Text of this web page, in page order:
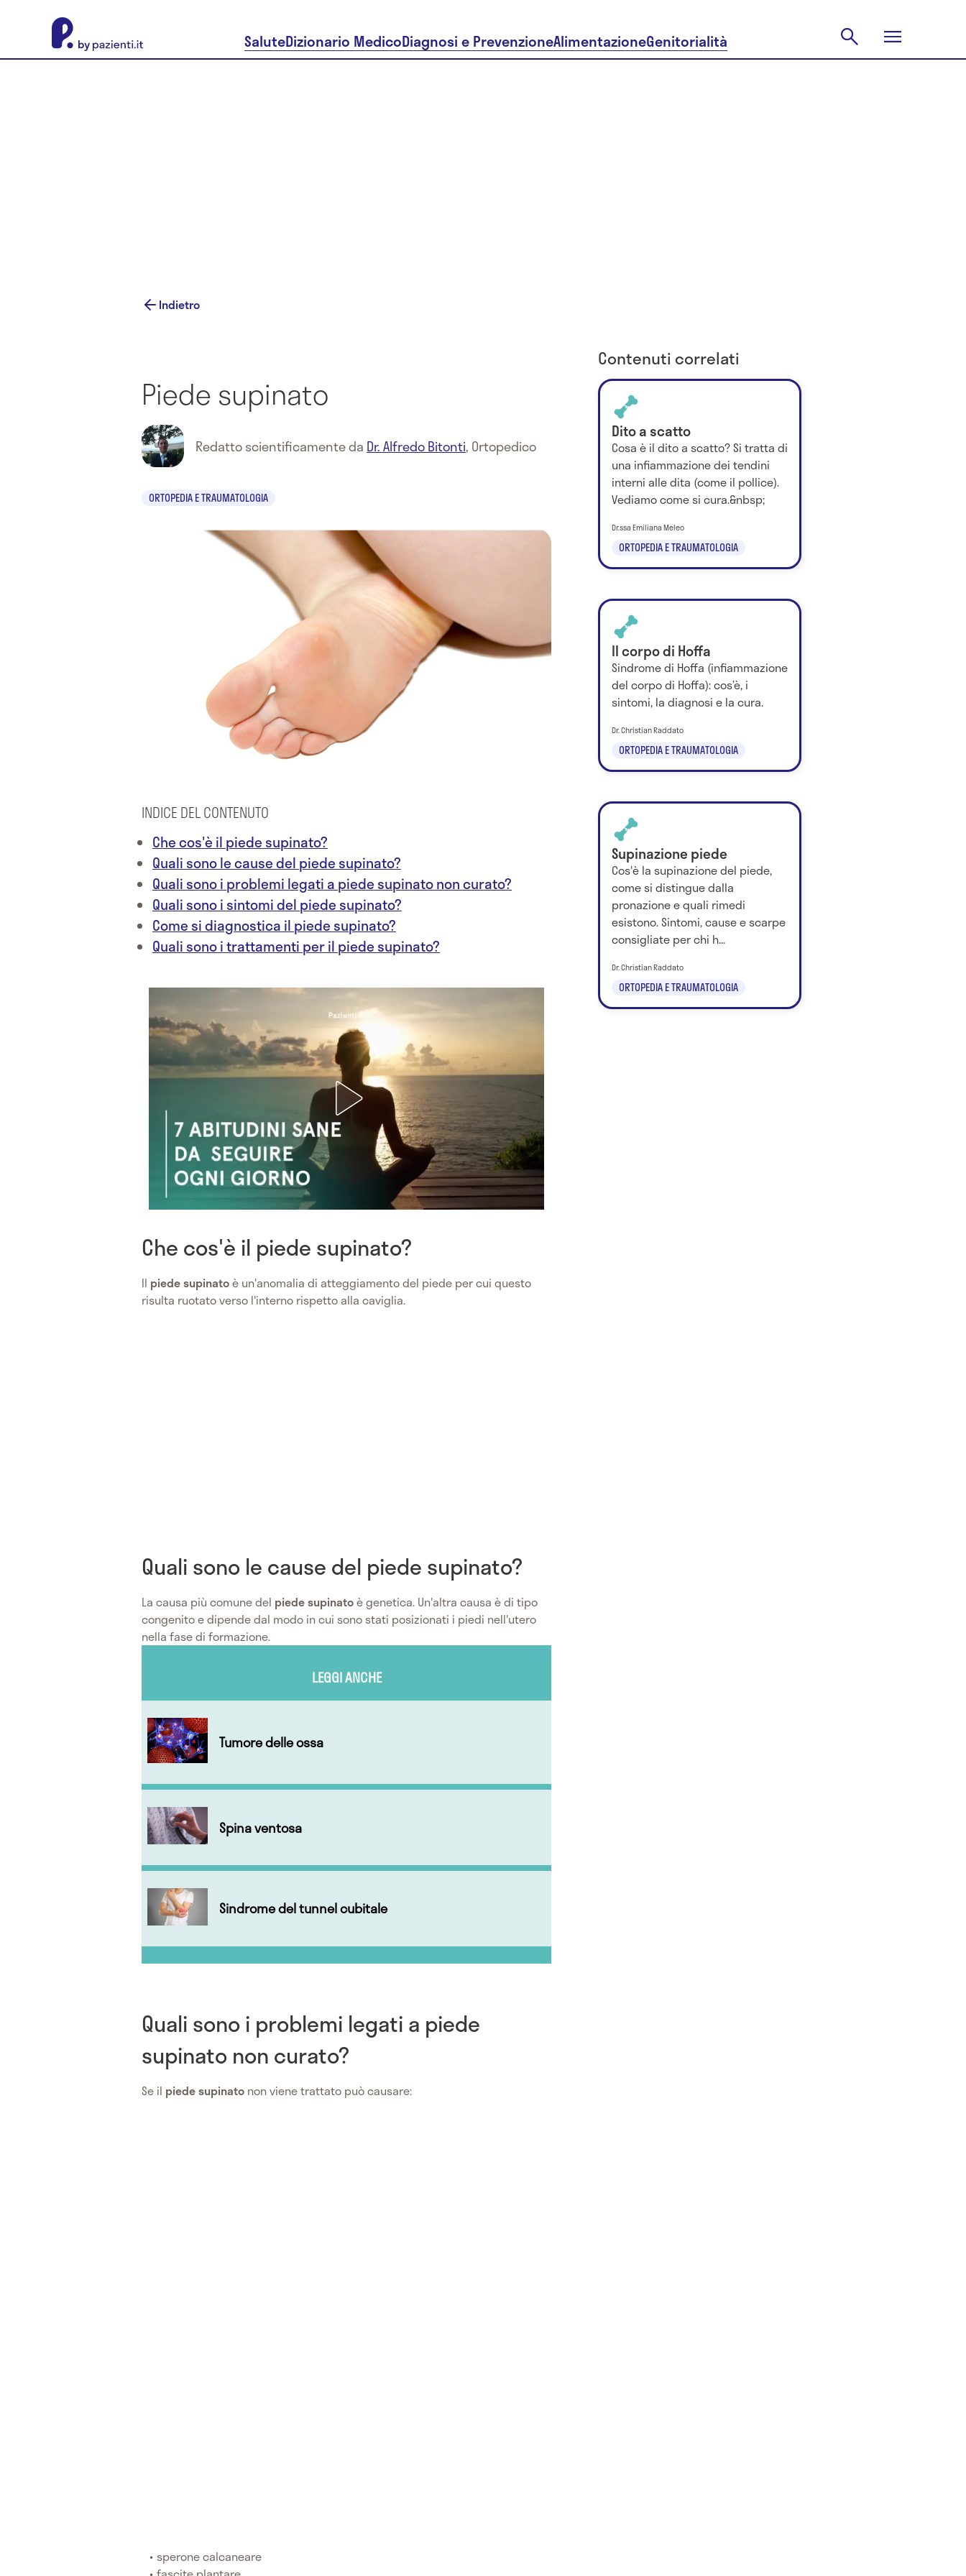
SaluteDizionario MedicoDiagnosi e PrevenzioneAlimentazioneGenitorialità
Indietro
Piede supinato
Redatto scientificamente da Dr. Alfredo Bitonti, Ortopedico
ORTOPEDIA E TRAUMATOLOGIA
INDICE DEL CONTENUTO
Che cos'è il piede supinato?
Quali sono le cause del piede supinato?
Quali sono i problemi legati a piede supinato non curato?
Quali sono i sintomi del piede supinato?
Come si diagnostica il piede supinato?
Quali sono i trattamenti per il piede supinato?
Che cos'è il piede supinato?
Il piede supinatoè un'anomalia di atteggiamento del piede per cui questo
risulta ruotato verso l'interno rispetto alla caviglia.
Quali sono le cause del piede supinato?
La causa più comune del piede supinatoè genetica. Un'altra causa è di tipo
congenito e dipende dal modo in cui sono stati posizionati i piedi nell'utero
nella fase di formazione.
LEGGI ANCHE
Tumore delle ossa
Spina ventosa
Sindrome del tunnel cubitale
Quali sono i problemi legati a piede
supinato non curato?
Se il piede supinato non viene trattato può causare:
sperone calcaneare
Contenuti correlati
Dito a scatto
Cosa è il dito a scatto? Si tratta di
una infiammazione dei tendini
interni alle dita (come il pollice).
Vediamo come si cura.&nbsp;
ORTOPEDIA E TRAUMATOLOGIA
Dr.ssa Emiliana Meleo
Il corpo di Hoffa
Sindrome di Hoffa (infiammazione
del corpo di Hoffa): cos’è, i
sintomi, la diagnosi e la cura.
ORTOPEDIA E TRAUMATOLOGIA
Dr. Christian Raddato
Supinazione piede
Cos'è la supinazione del piede,
come si distingue dalla
pronazione e quali rimedi
esistono. Sintomi, cause e scarpe
consigliate per chi h...
ORTOPEDIA E TRAUMATOLOGIA
Dr. Christian Raddato